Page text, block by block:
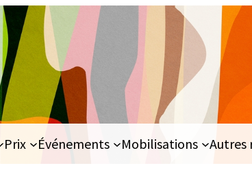
Prix Événements Mobilisations Autres